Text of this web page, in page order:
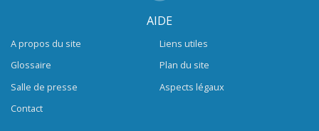
AIDE
A propos du site
Glossaire
Salle de presse
Contact
Liens utiles
Plan du site
Aspects légaux